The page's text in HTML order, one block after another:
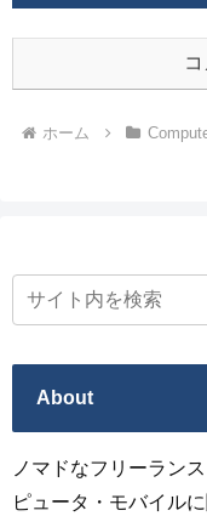
ホーム
About
ノマドなフリーラン
ピュータ・モバイル